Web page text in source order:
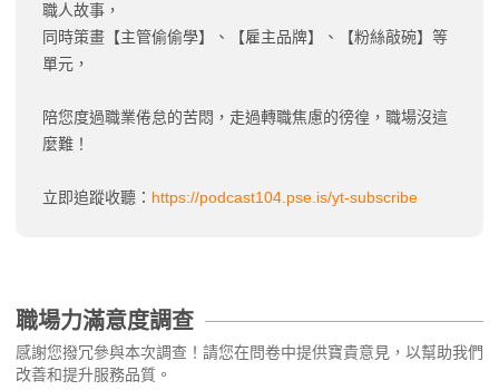
職人故事，
同時策畫【主管偷偷學】、【雇主品牌】、【粉絲敲碗】等
單元，
陪您度過職業倦怠的苦悶，走過轉職焦慮的徬徨，職場沒這
麼難！
立即追蹤收聽： https://podcast104.pse.is/yt-subscribe
職場力滿意度調查
感謝您撥冗參與本次調查！請您在問卷中提供寶貴意見，以幫助我們
改善和提升服務品質。